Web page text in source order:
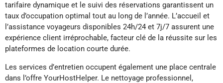
tarifaire dynamique et le suivi des réservations garantissent un
taux d’occupation optimal tout au long de l’année. L’accueil et
l’assistance voyageurs disponibles 24h/24 et 7j/7 assurent une
expérience client irréprochable, facteur clé de la réussite sur les
plateformes de location courte durée.
Les services d’entretien occupent également une place centrale
dans l’offre YourHostHelper. Le nettoyage professionnel,